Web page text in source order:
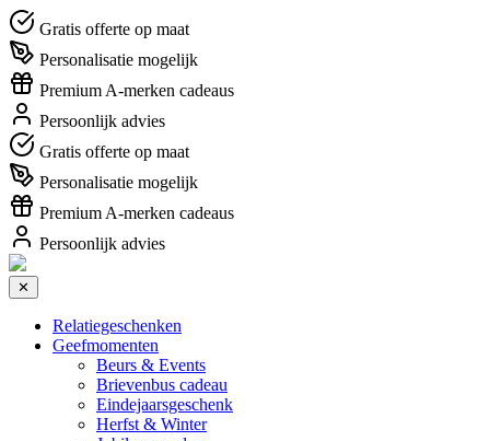
Gratis offerte op maat
Personalisatie mogelijk
Premium A-merken cadeaus
Persoonlijk advies
Gratis offerte op maat
Personalisatie mogelijk
Premium A-merken cadeaus
Persoonlijk advies
✕
Relatiegeschenken
Geefmomenten
Beurs & Events
Brievenbus cadeau
Eindejaarsgeschenk
Herfst & Winter